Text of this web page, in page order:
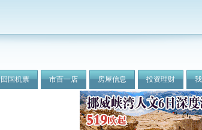
回国机票 市百一店 房屋信息 投资理财